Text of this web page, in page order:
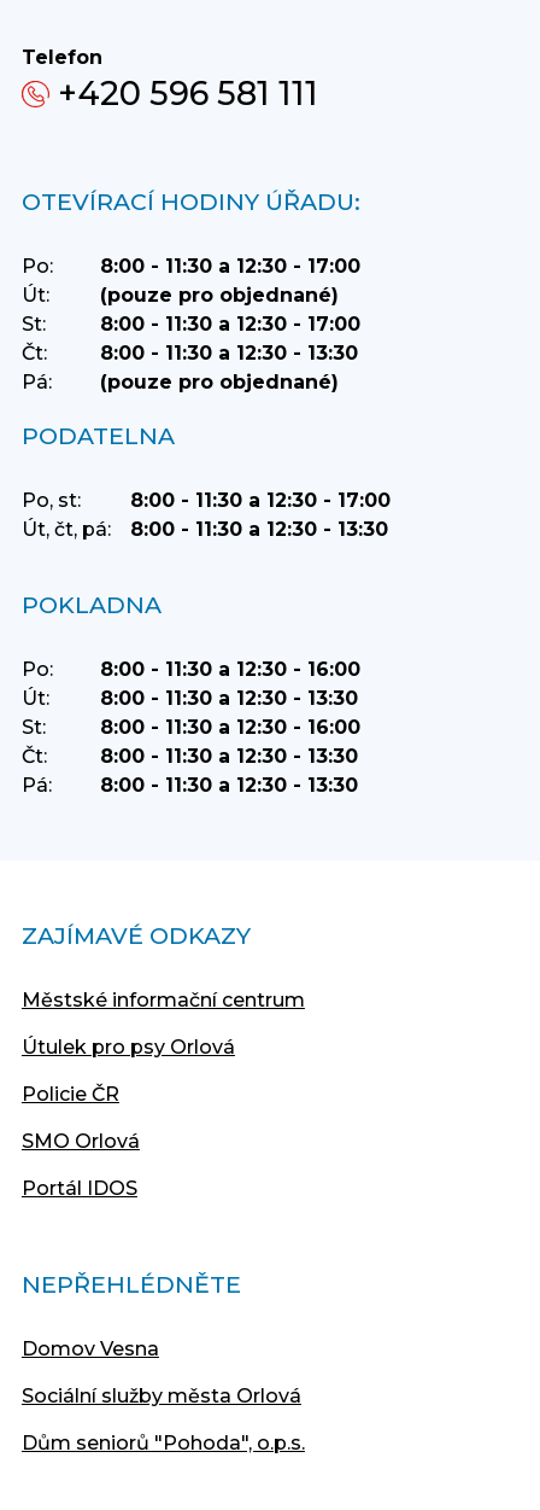
Telefon
+420 596 581 111
OTEVÍRACÍ HODINY ÚŘADU:
Po:
8:00 - 11:30 a 12:30 - 17:00
Út:
(pouze pro objednané)
St:
8:00 - 11:30 a 12:30 - 17:00
Čt:
8:00 - 11:30 a 12:30 - 13:30
Pá:
(pouze pro objednané)
PODATELNA
Po, st:
8:00 - 11:30 a 12:30 - 17:00
Út, čt, pá:
8:00 - 11:30 a 12:30 - 13:30
POKLADNA
Po:
8:00 - 11:30 a 12:30 - 16:00
Út:
8:00 - 11:30 a 12:30 - 13:30
St:
8:00 - 11:30 a 12:30 - 16:00
Čt:
8:00 - 11:30 a 12:30 - 13:30
Pá:
8:00 - 11:30 a 12:30 - 13:30
ZAJÍMAVÉ ODKAZY
Městské informační centrum
Útulek pro psy Orlová
Policie ČR
SMO Orlová
Portál IDOS
NEPŘEHLÉDNĚTE
Domov Vesna
Sociální služby města Orlová
Dům seniorů "Pohoda", o.p.s.